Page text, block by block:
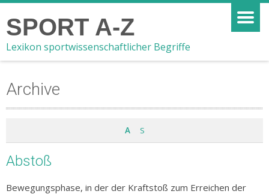
SPORT A-Z
Lexikon sportwissenschaftlicher Begriffe
Archive
A S
Abstoß
Bewegungsphase, in der der Kraftstoß zum Erreichen der